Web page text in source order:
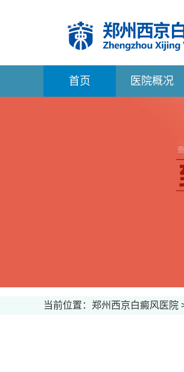
首 页 医院概况
当前位置： 郑州西京白癜风医院